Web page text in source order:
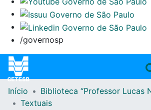
/governosp
Home
Início
Biblioteca “Professor Lucas
Textuais